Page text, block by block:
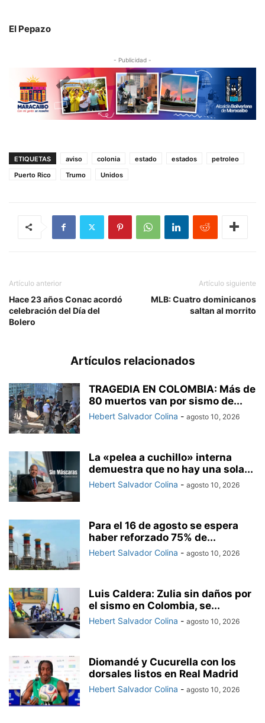
El Pepazo
- Publicidad -
ETIQUETAS aviso colonia estado estados
petroleo
Puerto Rico
Trumo Unidos
Artículo anterior
Hace 23 años Conac acordó
celebración del Día del
Bolero
Artículo siguiente
MLB: Cuatro dominicanos
saltan al morrito
Artículos relacionados
TRAGEDIA EN COLOMBIA: Más de
80 muertos van por sismo de...
Hebert Salvador Colina - agosto 10, 2026
La «pelea a cuchillo» interna
demuestra que no hay una sola...
Hebert Salvador Colina - agosto 10, 2026
Para el 16 de agosto se espera
haber reforzado 75% de...
Hebert Salvador Colina - agosto 10, 2026
Luis Caldera: Zulia sin daños por
el sismo en Colombia, se...
Hebert Salvador Colina - agosto 10, 2026
Diomandé y Cucurella con los
dorsales listos en Real Madrid
Hebert Salvador Colina - agosto 10, 2026